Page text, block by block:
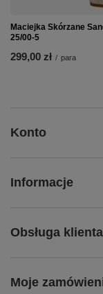
Maciejka Skórzane
25/00-5
299,00 zł / para
Konto
Informacje
Obsługa klienta
Moje